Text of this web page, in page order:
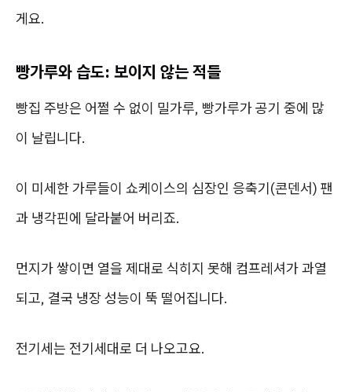
게요.
빵가루와 습도: 보이지 않는 적들
빵집 주방은 어쩔 수 없이 밀가루, 빵가루가 공기 중에 많
이 날립니다.
이 미세한 가루들이 쇼케이스의 심장인 응축기(콘덴서) 팬
과 냉각핀에 달라붙어 버리죠.
먼지가 쌓이면 열을 제대로 식히지 못해 컴프레셔가 과열
되고, 결국 냉장 성능이 뚝 떨어집니다.
전기세는 전기세대로 더 나오고요.